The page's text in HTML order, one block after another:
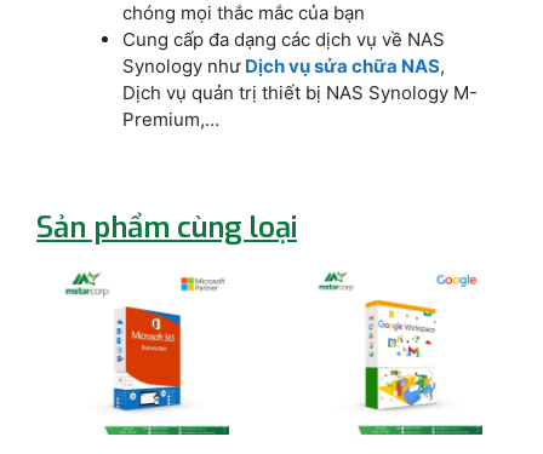
chóng mọi thắc mắc của bạn
Cung cấp đa dạng các dịch vụ về NAS
Synology như Dịch vụ sửa chữa NAS,
Dịch vụ quản trị thiết bị NAS Synology M-
Premium,…
Sản phẩm cùng loại